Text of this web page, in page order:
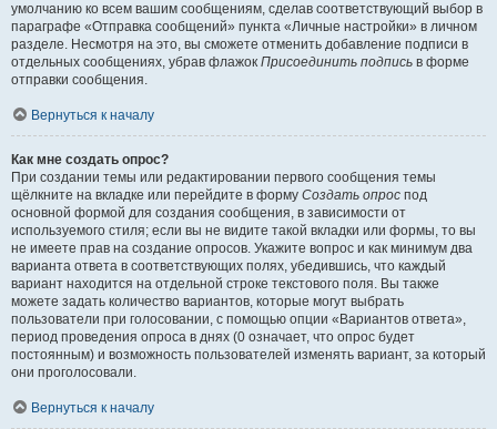
умолчанию ко всем вашим сообщениям, сделав соответствующий выбор в
параграфе «Отправка сообщений» пункта «Личные настройки» в личном
разделе. Несмотря на это, вы сможете отменить добавление подписи в
отдельных сообщениях, убрав флажок Присоединить подпись в форме
отправки сообщения.
Вернуться к началу
Как мне создать опрос?
При создании темы или редактировании первого сообщения темы
щёлкните на вкладке или перейдите в форму Создать опрос под
основной формой для создания сообщения, в зависимости от
используемого стиля; если вы не видите такой вкладки или формы, то вы
не имеете прав на создание опросов. Укажите вопрос и как минимум два
варианта ответа в соответствующих полях, убедившись, что каждый
вариант находится на отдельной строке текстового поля. Вы также
можете задать количество вариантов, которые могут выбрать
пользователи при голосовании, с помощью опции «Вариантов ответа»,
период проведения опроса в днях (0 означает, что опрос будет
постоянным) и возможность пользователей изменять вариант, за который
они проголосовали.
Вернуться к началу